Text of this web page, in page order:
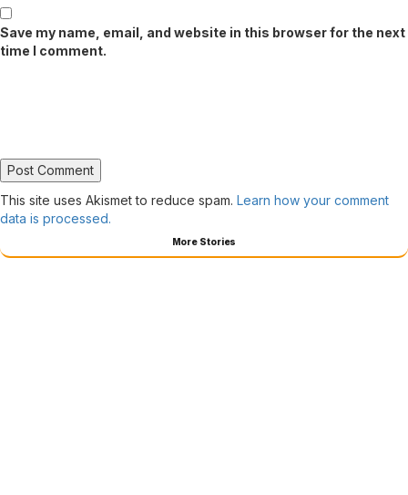
Save my name, email, and website in this browser for the next
time I comment.
This site uses Akismet to reduce spam. Learn how your comment
data is processed.
More Stories